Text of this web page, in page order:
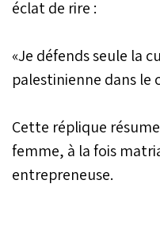
éclat de rire :
«Je défends seule la
palestinienne dans le
Cette réplique
femme, à la fois
entrepreneuse.